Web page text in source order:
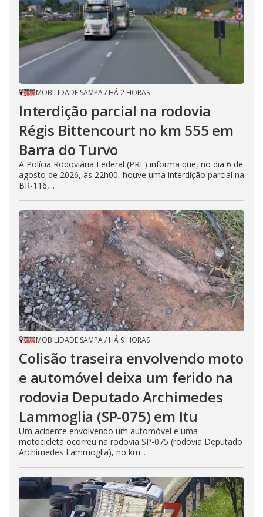
MOBILIDADE SAMPA/ HÁ 2 HORAS
Interdição parcial na rodovia
Régis Bittencourt no km 555 em
Barra do Turvo
A Polícia Rodoviária Federal (PRF) informa que, no dia 6 de
agosto de 2026, às 22h00, houve uma interdição parcial na
BR-116,...
MOBILIDADE SAMPA/ HÁ 9 HORAS
Colisão traseira envolvendo moto
e automóvel deixa um ferido na
rodovia Deputado Archimedes
Lammoglia (SP-075) em Itu
Um acidente envolvendo um automóvel e uma
motocicleta ocorreu na rodovia SP-075 (rodovia Deputado
Archimedes Lammoglia), no km...